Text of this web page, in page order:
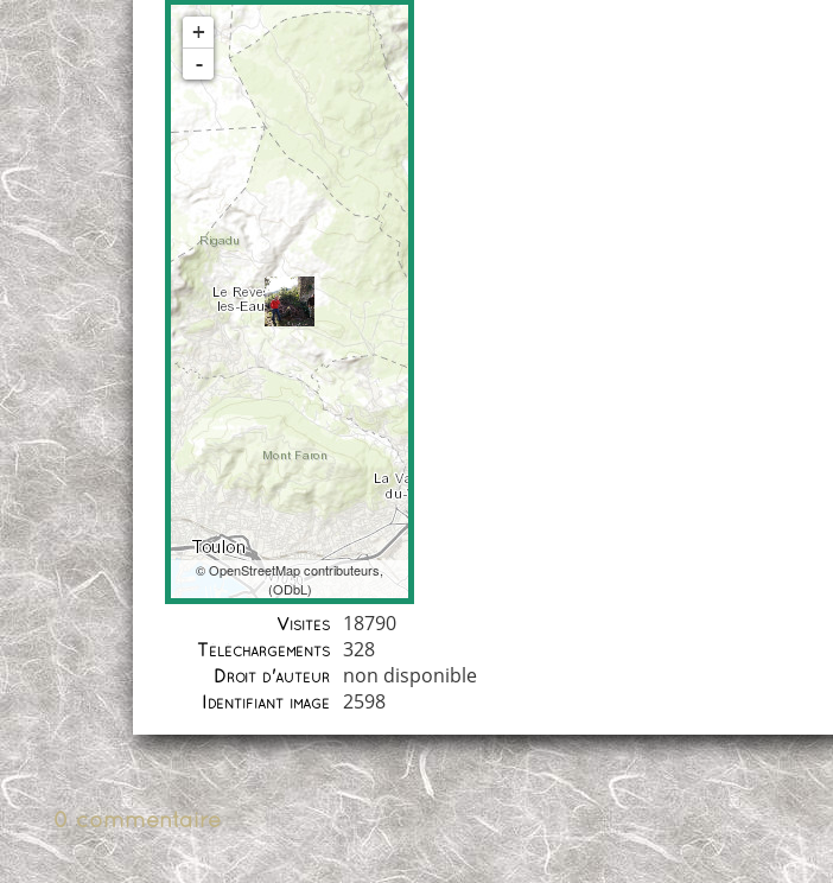
Coordonnées
+
-
©OpenStreetMapcontributeurs,
(ODbL )
Visites 18790
Téléchargements 328
Droit d'auteur non disponible
Identifiant image 2598
0 commentaire